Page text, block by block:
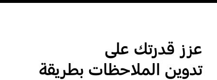
عزز قدرتك على
تدوين الملاحظات بطريقة